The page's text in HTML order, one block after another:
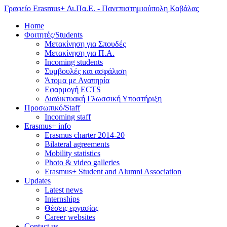
Γραφείο Erasmus+ Δι.Πα.Ε. - Πανεπιστημιούπολη Καβάλας
Home
Φοιτητές/Students
Μετακίνηση για Σπουδές
Μετακίνηση για Π.Α.
Incoming students
Συμβουλές και ασφάλιση
Άτομα με Αναπηρία
Εφαρμογή ECTS
Διαδικτυακή Γλωσσική Υποστήριξη
Προσωπικό/Staff
Incoming staff
Erasmus+ info
Erasmus charter 2014-20
Bilateral agreements
Mobility statistics
Photo & video galleries
Erasmus+ Student and Alumni Association
Updates
Latest news
Internships
Θέσεις εργασίας
Career websites